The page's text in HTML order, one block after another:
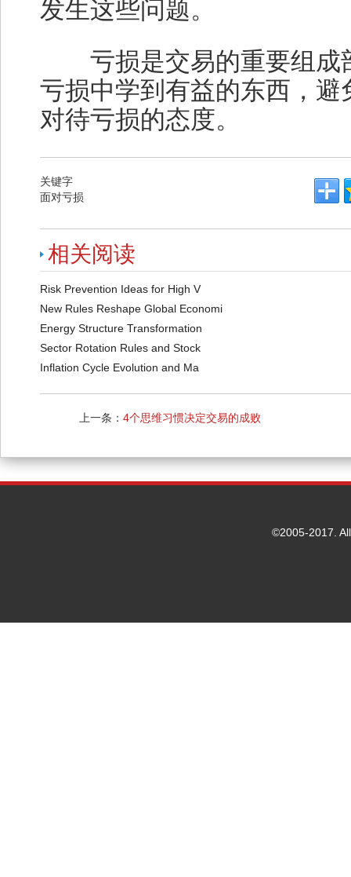
发生这些问题。
亏损是交易的重要组成
亏损中学到有益的东西，
对待亏损的态度。
关键字
面对亏损
相关阅读
Risk Prevention Ideas for High V
New Rules Reshape Global Economi
Energy Structure Transformation
Sector Rotation Rules and Stock
Inflation Cycle Evolution and Ma
上一条： 4个思维习惯决定交易的成败
©2005-2017.